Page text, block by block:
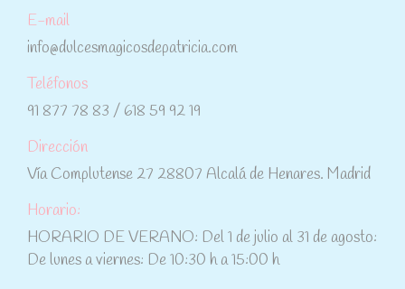
E-mail
info@dulcesmagicosdepatricia.com
Teléfonos
91 877 78 83 / 618 59 92 19
Dirección
Vía Complutense 27 28807 Alcalá de Henares. Madrid
Horario:
HORARIO DE VERANO: Del 1 de julio al 31 de agosto:
De lunes a viernes: De 10:30 h a 15:00 h